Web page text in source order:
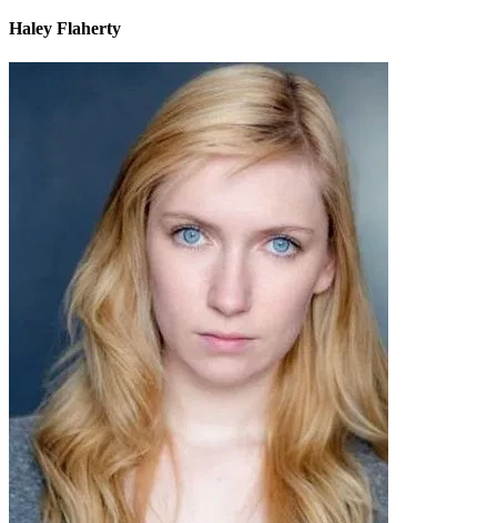
Haley Flaherty